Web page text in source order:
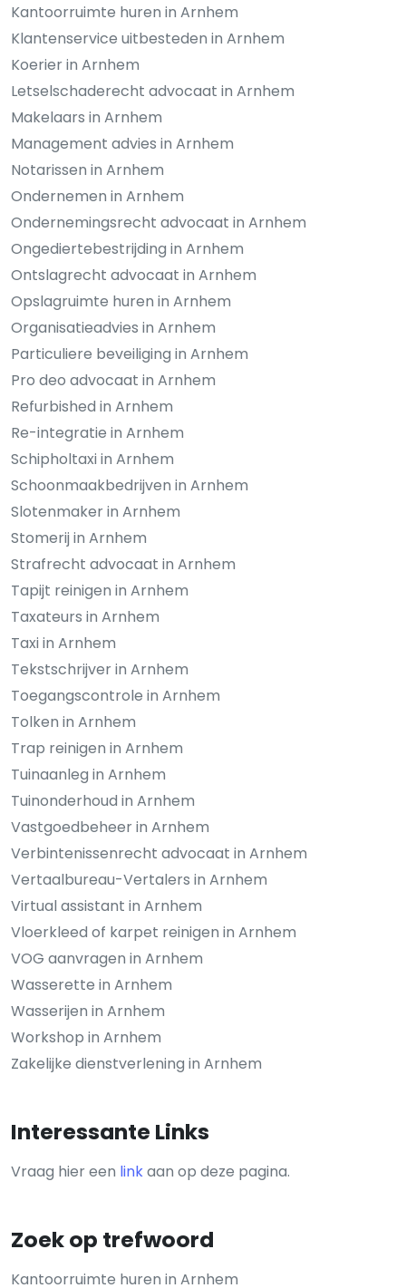
Kantoorruimte huren in Arnhem
Klantenservice uitbesteden in Arnhem
Koerier in Arnhem
Letselschaderecht advocaat in Arnhem
Makelaars in Arnhem
Management advies in Arnhem
Notarissen in Arnhem
Ondernemen in Arnhem
Ondernemingsrecht advocaat in Arnhem
Ongediertebestrijding in Arnhem
Ontslagrecht advocaat in Arnhem
Opslagruimte huren in Arnhem
Organisatieadvies in Arnhem
Particuliere beveiliging in Arnhem
Pro deo advocaat in Arnhem
Refurbished in Arnhem
Re-integratie in Arnhem
Schipholtaxi in Arnhem
Schoonmaakbedrijven in Arnhem
Slotenmaker in Arnhem
Stomerij in Arnhem
Strafrecht advocaat in Arnhem
Tapijt reinigen in Arnhem
Taxateurs in Arnhem
Taxi in Arnhem
Tekstschrijver in Arnhem
Toegangscontrole in Arnhem
Tolken in Arnhem
Trap reinigen in Arnhem
Tuinaanleg in Arnhem
Tuinonderhoud in Arnhem
Vastgoedbeheer in Arnhem
Verbintenissenrecht advocaat in Arnhem
Vertaalbureau-Vertalers in Arnhem
Virtual assistant in Arnhem
Vloerkleed of karpet reinigen in Arnhem
VOG aanvragen in Arnhem
Wasserette in Arnhem
Wasserijen in Arnhem
Workshop in Arnhem
Zakelijke dienstverlening in Arnhem
Interessante Links
Vraag hier een linkaan op deze pagina.
Zoek op trefwoord
Kantoorruimte huren in Arnhem